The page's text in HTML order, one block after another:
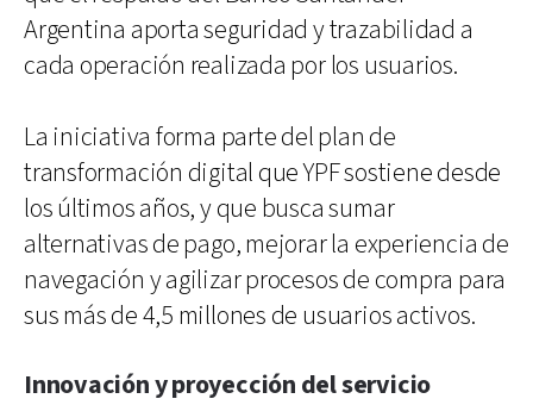
Argentina aporta seguridad y trazabilidad a
cada operación realizada por los usuarios.
La iniciativa forma parte del plan de
transformación digital que YPF sostiene desde
los últimos años, y que busca sumar
alternativas de pago, mejorar la experiencia de
navegación y agilizar procesos de compra para
sus más de 4,5 millones de usuarios activos.
Innovación y proyección del servicio